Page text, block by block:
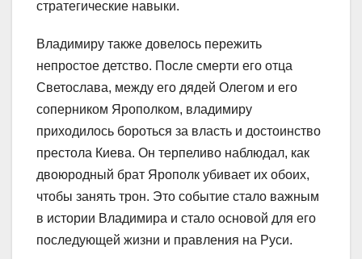
стратегические навыки.
Владимиру также довелось пережить
непростое детство. После смерти его отца
Светослава, между его дядей Олегом и его
соперником Ярополком, владимиру
приходилось бороться за власть и достоинство
престола Киева. Он терпеливо наблюдал, как
двоюродный брат Ярополк убивает их обоих,
чтобы занять трон. Это событие стало важным
в истории Владимира и стало основой для его
последующей жизни и правления на Руси.